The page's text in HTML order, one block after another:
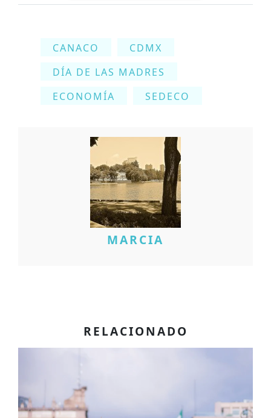
CANACO
CDMX
DÍA DE LAS MADRES
ECONOMÍA
SEDECO
MARCIA
RELACIONADO